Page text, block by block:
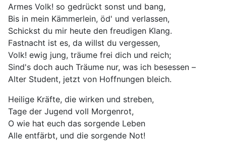
Armes Volk! so gedrückt sonst und bang,
Bis in mein Kämmerlein, öd' und verlassen,
Schickst du mir heute den freudigen Klang.
Fastnacht ist es, da willst du vergessen,
Volk! ewig jung, träume frei dich und reich;
Sind's doch auch Träume nur, was ich besessen –
Alter Student, jetzt von Hoffnungen bleich.
Heilige Kräfte, die wirken und streben,
Tage der Jugend voll Morgenrot,
O wie hat euch das sorgende Leben
Alle entfärbt, und die sorgende Not!